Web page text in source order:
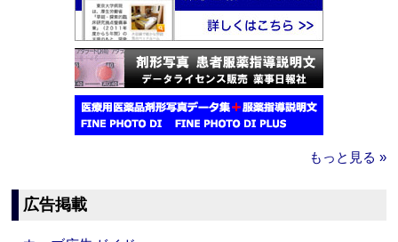
もっと見る »
広告掲載